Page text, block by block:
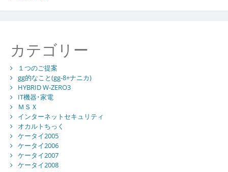
カテゴリー
１つのご提案
gg的なこと(gg-8+ナニカ)
HYBRID W-ZERO3
IT機器･家電
ＭＳＸ
インターネットセキュリティ
オカルトちっく
ケータイ2005
ケータイ2006
ケータイ2007
ケータイ2008